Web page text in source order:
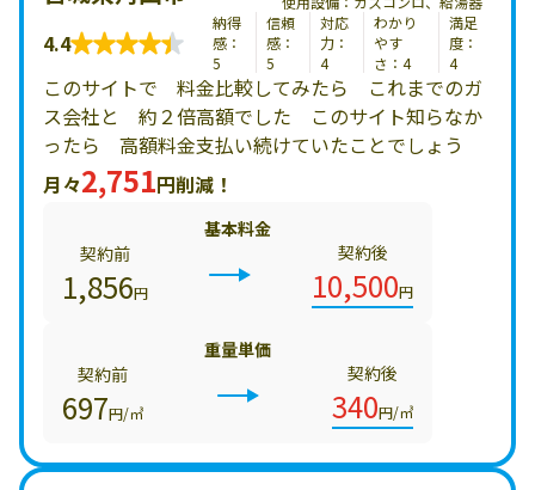
4.4
納得
感：
5
信頼
感：
5
対応
力：
4
わかり
やす
さ：4
満足
度：
4
このサイトで 料金比較してみたら これまでのガ
ス会社と 約２倍高額でした このサイト知らなか
ったら 高額料金支払い続けていたことでしょう
月々2,751円削減！
基本料金
契約前
1,856円
契約後
10,500円
重量単価
契約前
697円/㎥
契約後
340円/㎥